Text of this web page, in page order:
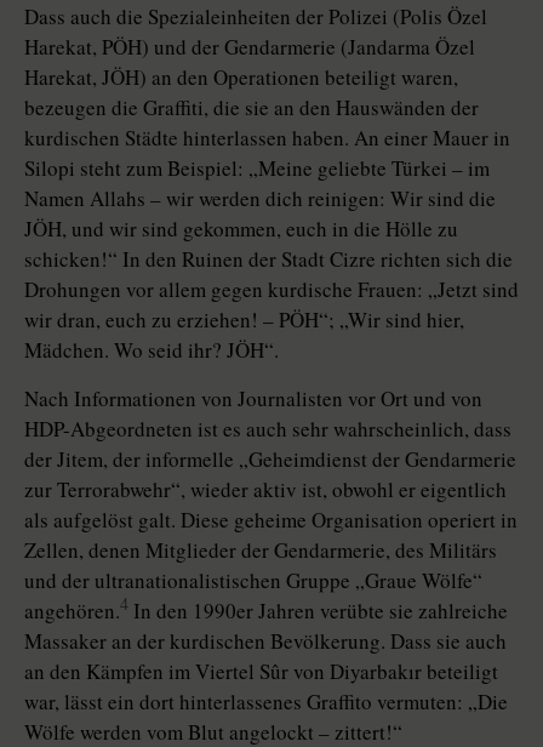
Dass auch die Spezialeinheiten der Polizei (Polis Özel
Harekat, PÖH) und der Gendarmerie (Jandarma Özel
Harekat, JÖH) an den Operationen beteiligt waren,
bezeugen die Graffiti, die sie an den Hauswänden der
kurdischen Städte hinterlassen haben. An einer Mauer in
Silopi steht zum Beispiel: „Meine geliebte Türkei – im
Namen Allahs – wir werden dich reinigen: Wir sind die
JÖH, und wir sind gekommen, euch in die Hölle zu
schicken!“ In den Ruinen der Stadt Cizre richten sich die
Drohungen vor allem gegen kurdische Frauen: „Jetzt sind
wir dran, euch zu erziehen! – PÖH“; „Wir sind hier,
Mädchen. Wo seid ihr? JÖH“.
Nach Informationen von Journalisten vor Ort und von
HDP-Abgeordneten ist es auch sehr wahrscheinlich, dass
der Jitem, der informelle „Geheimdienst der Gendarmerie
zur Terror­ab­wehr“, wieder aktiv ist, obwohl er eigentlich
als aufgelöst galt. Diese geheime Organisation operiert in
Zellen, denen Mitglieder der Gendarmerie, des Militärs
und der ultranationalistischen Gruppe „Graue Wölfe“
angehören.4 In den 1990er Jahren verübte sie zahlreiche
Massaker an der kurdischen Bevölkerung. Dass sie auch
an den Kämpfen im Viertel Sûr von Diyarbakır beteiligt
war, lässt ein dort hinterlassenes Graffito vermuten: „Die
Wölfe werden vom Blut angelockt – zittert!“